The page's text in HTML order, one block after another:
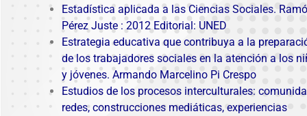
Estadística aplicada a las Ciencias Sociales.
Pérez Juste : 2012 Editorial: UNED
Estrategia educativa que contribuya a la
de los trabajadores sociales en la atención a los
y jóvenes. Armando Marcelino Pi Crespo
Estudios de los procesos interculturales:
redes, construcciones mediáticas, experiencias